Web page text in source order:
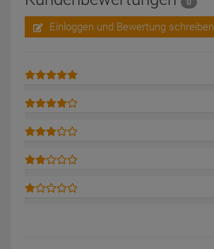
0
Einloggen und Bewertung schreiben